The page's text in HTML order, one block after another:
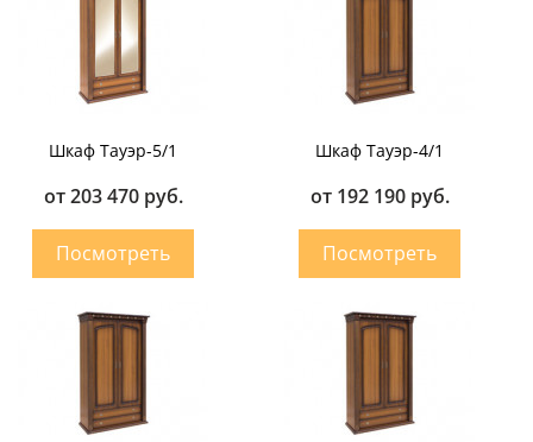
Шкаф Тауэр-5/1
от 203 470 руб.
Шкаф Тауэр-4/1
от 192 190 руб.